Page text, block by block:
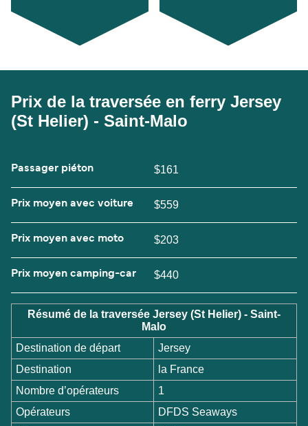
Prix de la traversée en ferry Jersey
(St Helier) - Saint-Malo
Passager piéton $161
Prix moyen avec voiture $559
Prix moyen avec moto $203
Prix moyen camping-car $440
Résumé de la traversée Jersey (St Helier) - Saint-
Malo
Destination de départ
Jersey
Destination
la France
Nombre d’opérateurs
1
Opérateurs
DFDS Seaways